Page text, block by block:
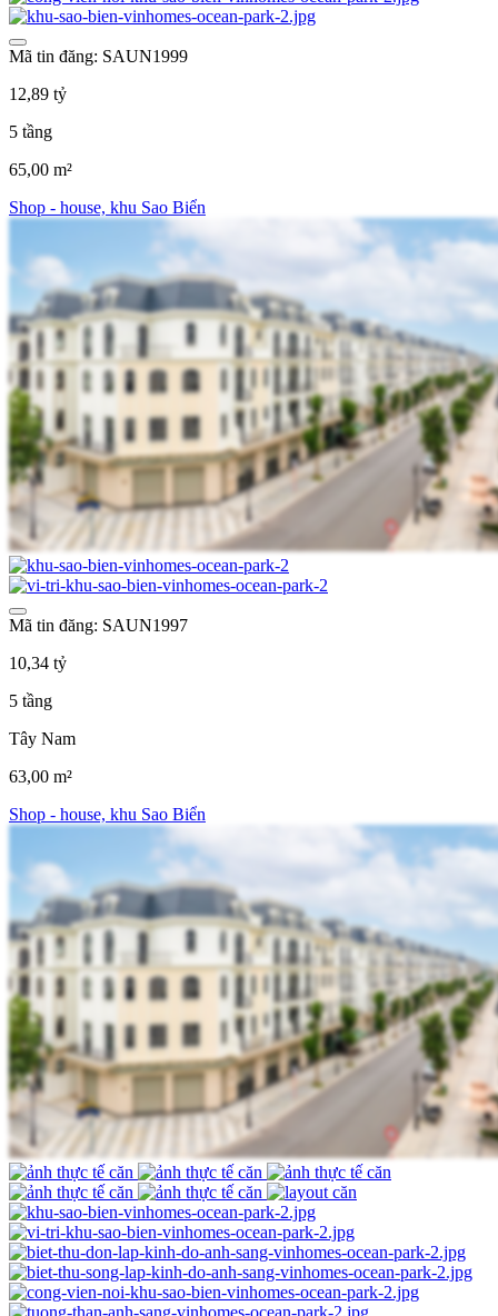
Mã tin đăng: SAUN1999
12,89 tỷ
5 tầng
65,00 m²
Shop - house, khu Sao Biển
Mã tin đăng: SAUN1997
10,34 tỷ
5 tầng
Tây Nam
63,00 m²
Shop - house, khu Sao Biển